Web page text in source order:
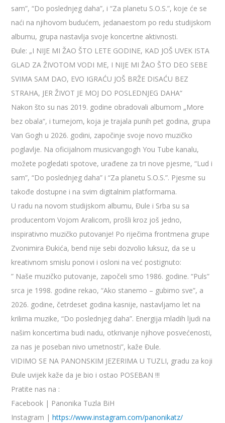
sam”, “Do poslednjeg daha”, i “Za planetu S.O.S.”, koje će se
naći na njihovom budućem, jedanaestom po redu studijskom
albumu, grupa nastavlja svoje koncertne aktivnosti.
Đule: „I NIJE MI ŽAO ŠTO LETE GODINE, KAD JOŠ UVEK ISTA
GLAD ZA ŽIVOTOM VODI ME, I NIJE MI ŽAO ŠTO DEO SEBE
SVIMA SAM DAO, EVO IGRAĆU JOŠ BRŽE DISAĆU BEZ
STRAHA, JER ŽIVOT JE MOJ DO POSLEDNJEG DAHA“
Nakon što su nas 2019. godine obradovali albumom „More
bez obala“, i turnejom, koja je trajala punih pet godina, grupa
Van Gogh u 2026. godini, započinje svoje novo muzičko
poglavlje. Na oficijalnom musicvangogh You Tube kanalu,
možete pogledati spotove, urađene za tri nove pjesme, “Lud i
sam”, “Do poslednjeg daha” i “Za planetu S.O.S.”. Pjesme su
takođe dostupne i na svim digitalnim platformama.
U radu na novom studijskom albumu, Đule i Srba su sa
producentom Vojom Aralicom, prošli kroz još jedno,
inspirativno muzičko putovanje! Po riječima frontmena grupe
Zvonimira Đukića, bend nije sebi dozvolio luksuz, da se u
kreativnom smislu ponovi i osloni na već postignuto:
” Naše muzičko putovanje, započeli smo 1986. godine. “Puls”
srca je 1998. godine rekao, “Ako stanemo – gubimo sve”, a
2026. godine, četrdeset godina kasnije, nastavljamo let na
krilima muzike, “Do poslednjeg daha”. Energija mladih ljudi na
našim koncertima budi nadu, otkrivanje njihove posvećenosti,
za nas je poseban nivo umetnosti”, kaže Đule.
VIDIMO SE NA PANONSKIM JEZERIMA U TUZLI, gradu za koji
Đule uvijek kaže da je bio i ostao POSEBAN !!!
Pratite nas na :
Facebook | Panonika Tuzla BiH
Instagram |https://www.instagram.com/panonikatz/